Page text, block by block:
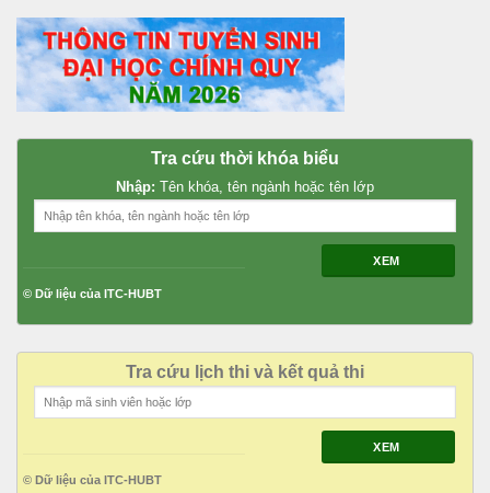
Tra cứu thời khóa biểu
Nhập: Tên khóa, tên ngành hoặc tên lớp
XEM
© Dữ liệu của ITC-HUBT
Tra cứu lịch thi và kết quả thi
XEM
© Dữ liệu của ITC-HUBT